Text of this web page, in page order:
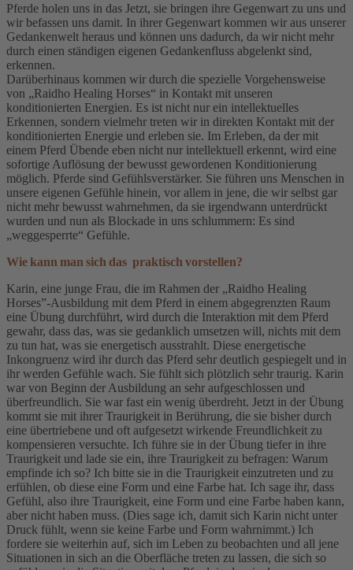
Pferde holen uns in das Jetzt, sie bringen ihre Gegenwart zu uns und
wir befassen uns damit. In ihrer Gegenwart kommen wir aus unserer
Gedankenwelt heraus und können uns dadurch, da wir nicht mehr
durch einen ständigen eigenen Gedankenfluss abgelenkt sind,
erkennen.
Darüberhinaus kommen wir durch die spezielle Vorgehensweise
von „Raidho Healing Horses“ in Kontakt mit unseren
konditionierten Energien. Es ist nicht nur ein intellektuelles
Erkennen, sondern vielmehr treten wir in direkten Kontakt mit der
konditionierten Energie und erleben sie. Im Erleben, da der mit
einem Pferd Übende eben nicht nur intellektuell erkennt, wird eine
sofortige Auflösung der bewusst gewordenen Konditionierung
möglich. Pferde sind Gefühlsverstärker. Sie führen uns Menschen in
unsere eigenen Gefühle hinein, vor allem in jene, die wir selbst gar
nicht mehr bewusst wahrnehmen, da sie irgendwann unterdrückt
wurden und nun als Blockade in uns schlummern: Es sind
„weggesperrte“ Gefühle.
Wie kann man sich das praktisch vorstellen?
Karin, eine junge Frau, die im Rahmen der „Raidho Healing
Horses”-Ausbildung mit dem Pferd in einem abgegrenzten Raum
eine Übung durchführt, wird durch die Interaktion mit dem Pferd
gewahr, dass das, was sie gedanklich umsetzen will, nichts mit dem
zu tun hat, was sie energetisch ausstrahlt. Diese energetische
Inkongruenz wird ihr durch das Pferd sehr deutlich gespiegelt und in
ihr werden Gefühle wach. Sie fühlt sich plötzlich sehr traurig. Karin
war von Beginn der Ausbildung an sehr aufgeschlossen und
überfreundlich. Sie war fast ein wenig überdreht. Jetzt in der Übung
kommt sie mit ihrer Traurigkeit in Berührung, die sie bisher durch
eine übertriebene und oft aufgesetzt wirkende Freundlichkeit zu
kompensieren versuchte. Ich führe sie in der Übung tiefer in ihre
Traurigkeit und lade sie ein, ihre Traurigkeit zu befragen: Warum
empfinde ich so? Ich bitte sie in die Traurigkeit einzutreten und zu
erfühlen, ob diese eine Form und eine Farbe hat. Ich sage ihr, dass
Gefühl, also ihre Traurigkeit, eine Form und eine Farbe haben kann,
aber nicht haben muss. (Dies sage ich, damit sich Karin nicht unter
Druck fühlt, wenn sie keine Farbe und Form wahrnimmt.) Ich
fordere sie weiterhin auf, sich im Leben zu beobachten und all jene
Situationen in sich an die Oberfläche treten zu lassen, die sich so